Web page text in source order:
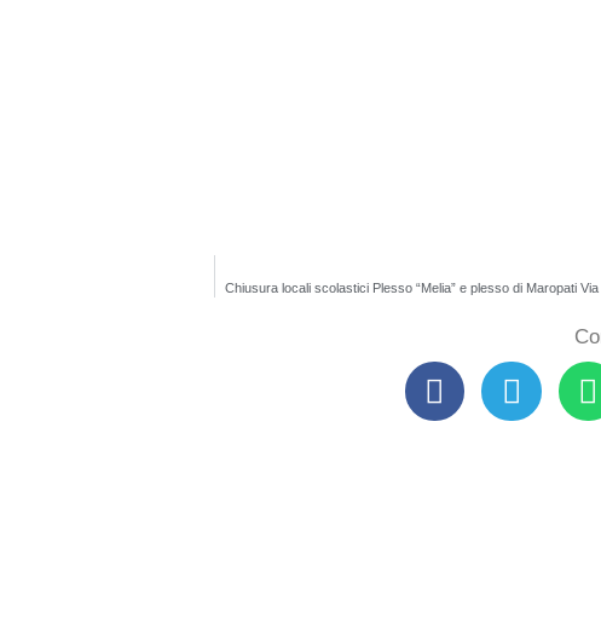
Chiusura locali scolastici Plesso “Melia” e plesso di Maropati